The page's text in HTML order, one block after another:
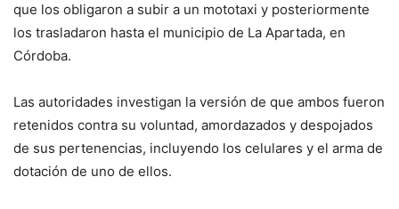
que los obligaron a subir a un mototaxi y posteriormente
los trasladaron hasta el municipio de La Apartada, en
Córdoba.
Las autoridades investigan la versión de que ambos fueron
retenidos contra su voluntad, amordazados y despojados
de sus pertenencias, incluyendo los celulares y el arma de
dotación de uno de ellos.